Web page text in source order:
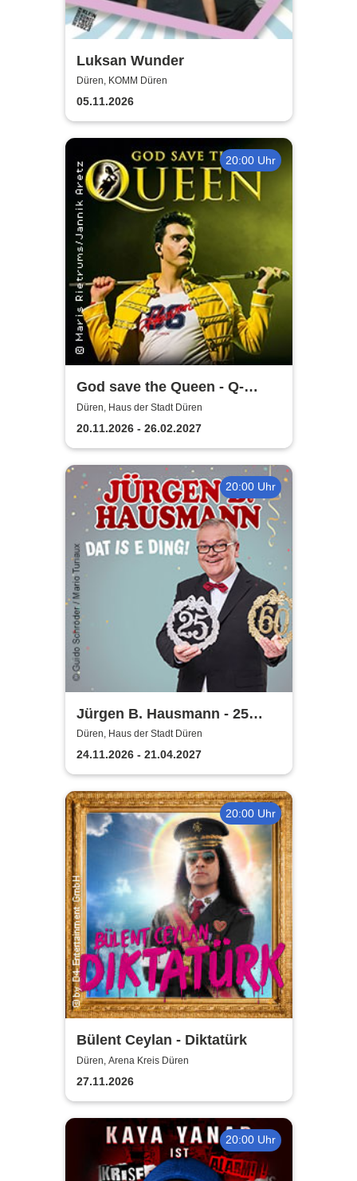
Luksan Wunder
Düren, KOMM Düren
05.11.2026
20:00 Uhr
God save the Queen - Q-
Revival Band
Düren, Haus der Stadt Düren
20.11.2026 - 26.02.2027
20:00 Uhr
Jürgen B. Hausmann - 25
Jahre - Dat is e Ding!
Düren, Haus der Stadt Düren
24.11.2026 - 21.04.2027
20:00 Uhr
Bülent Ceylan - Diktatürk
Düren, Arena Kreis Düren
27.11.2026
20:00 Uhr